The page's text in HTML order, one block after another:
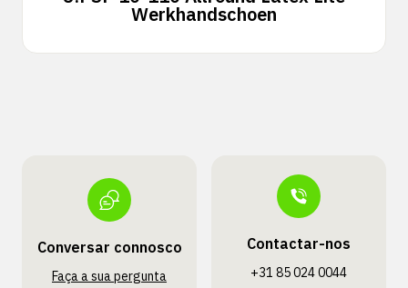
Werkhandschoen
Conversar connosco
Faça a sua pergunta
Contactar-nos
+31 85 024 0044